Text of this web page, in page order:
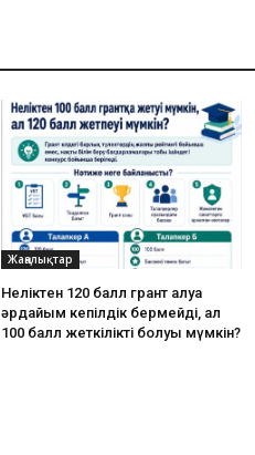
Жаңалықтар
Неліктен 120 балл грант алуға
әрдайым кепілдік бермейді, ал
100 балл жеткілікті болуы мүмкін?